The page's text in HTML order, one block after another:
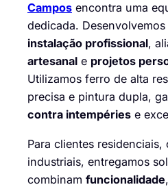
Campos encontra uma
dedicada.
instalação profissional,
artesanal e projetos
Utilizamos ferro de alta
precisa e pintura dupla,
contra intempéries e
Para clientes residenciais,
industriais, entregamos
combinam funcionalidade,